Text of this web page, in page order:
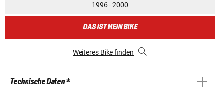
1996 - 2000
DAS IST MEIN BIKE
Weiteres Bike finden
Technische Daten *